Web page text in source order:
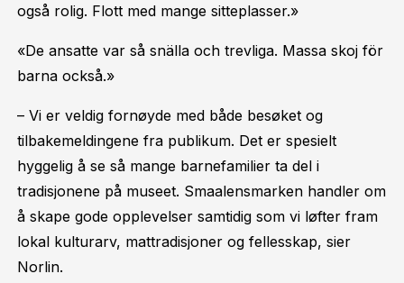
også rolig. Flott med mange sitteplasser.»
«De ansatte var så snälla och trevliga. Massa skoj för
barna också.»
– Vi er veldig fornøyde med både besøket og
tilbakemeldingene fra publikum. Det er spesielt
hyggelig å se så mange barnefamilier ta del i
tradisjonene på museet. Smaalensmarken handler om
å skape gode opplevelser samtidig som vi løfter fram
lokal kulturarv, mattradisjoner og fellesskap, sier
Norlin.